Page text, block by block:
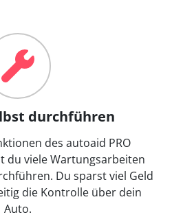
durchführen
des autoaid PRO
du viele Wartungsarbeiten
Du sparst viel Geld
die Kontrolle über dein
Auto.